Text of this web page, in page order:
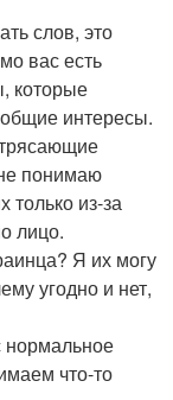
слов, это
вас есть
которые
интересы.
понимаю
только из-за
лицо.
Я их могу
угодно и нет,
нормальное
что-то